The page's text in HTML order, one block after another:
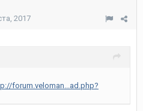
2017
forum.veloman...ad.php?